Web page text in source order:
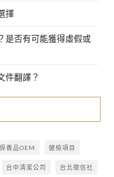
擇
是否有可能獲得虛假或
件翻譯？
保養品OEM 健檢項目
台中清潔公司 台北徵信社